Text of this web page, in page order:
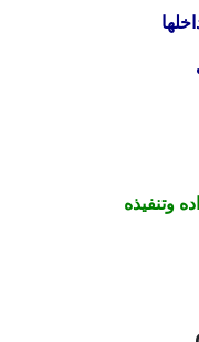
وتنفيذه